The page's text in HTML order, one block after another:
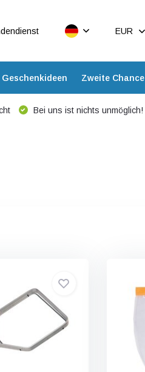
EUR
Geschenkideen Zweite Chance
Bei uns ist nichts unmöglich!